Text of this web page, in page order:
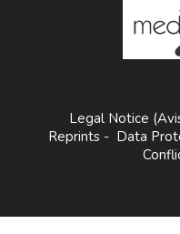
Legal Notice
Reprints - Data